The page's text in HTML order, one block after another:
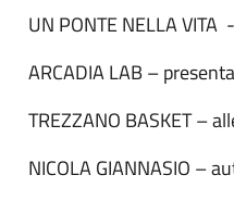
UN PONTE NELLA VITA
ARCADIA LAB –
TREZZANO BASKET –
NICOLA GIANNASIO –